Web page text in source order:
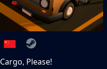
Cargo, Please!